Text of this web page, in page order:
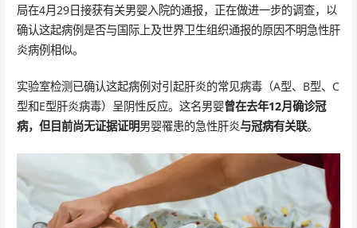
局在4月29日接获有关男婴入院的通报，正在做进一步的调查，以
确认这起病例是否与国际上及世界卫生组织通报的原因不明急性肝
炎病例相似。
实验室检测已确认这起病例对引起肝炎的常见病毒（A型、B型、C
型和E型肝炎病毒）呈阴性反应。这名男婴曾在去年12月确诊冠
病，但目前尚无证据证明男婴罹患的急性肝炎与冠病有关联。